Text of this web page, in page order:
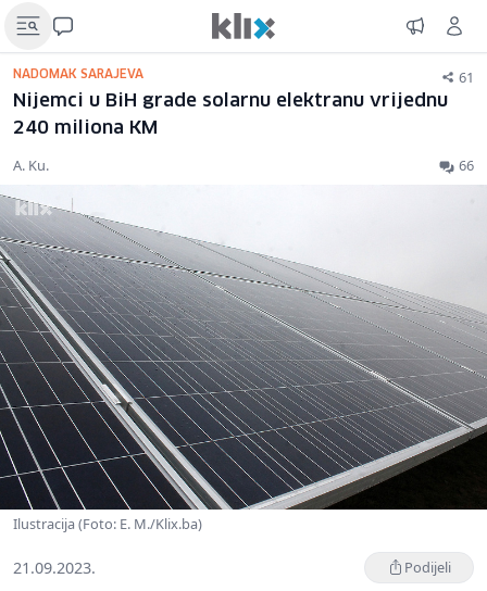
NADOMAK SARAJEVA 61
Nijemci u BiH grade solarnu elektranu vrijednu
240 miliona KM
A. Ku. 66
Ilustracija (Foto: E. M./Klix.ba)
21.09.2023. Podijeli